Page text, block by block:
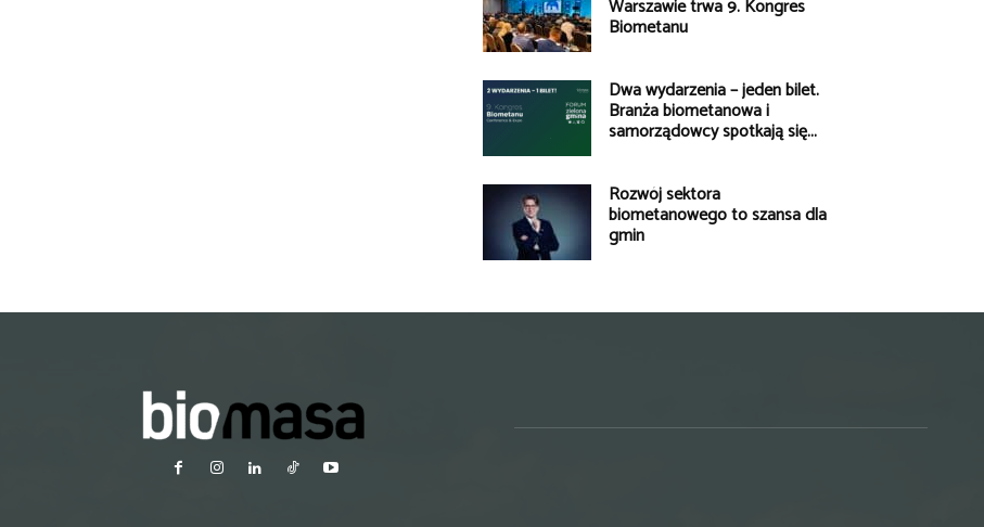
Warszawie trwa 9. Kongres
Biometanu
Dwa wydarzenia – jeden bilet.
Branża biometanowa i
samorządowcy spotkają się...
Rozwój sektora
biometanowego to szansa dla
gmin